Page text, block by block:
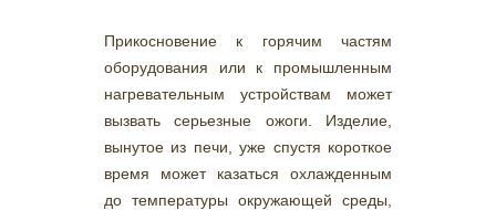
Прикосновение к горячим частям
оборудования или к промышленным
нагревательным устройствам может
вызвать серьезные ожоги. Изделие,
вынутое из печи, уже спустя короткое
время может казаться охлажденным
до температуры окружающей среды,